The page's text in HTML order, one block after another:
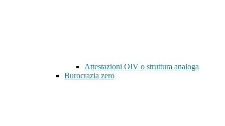
Attestazioni OIV o struttura analoga
Burocrazia zero